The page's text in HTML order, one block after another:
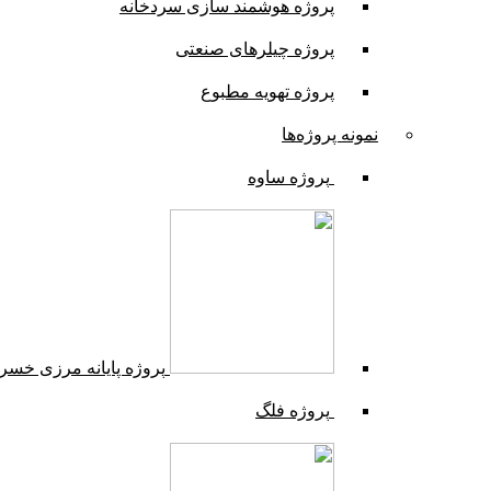
پروژه هوشمند سازی سردخانه
پروژه چیلرهای صنعتی
پروژه تهویه مطبوع
نمونه پروژه‌ها
پروژه ساوه
پروژه پایانه مرزی
پروژه فلگ